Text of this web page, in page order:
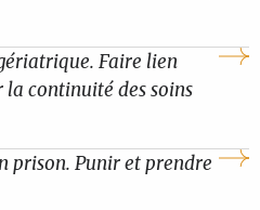
Faire lien
la continuité des soins
prison. Punir et prendre